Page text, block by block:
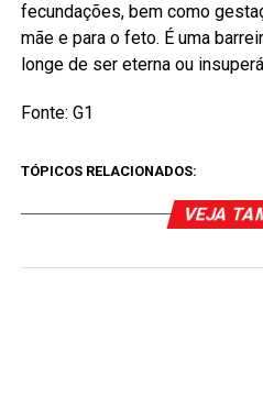
fecundações, bem como
mãe e para o feto. É uma
longe de ser eterna ou
Fonte: G1
TÓPICOS RELACIONADOS:
VEJA